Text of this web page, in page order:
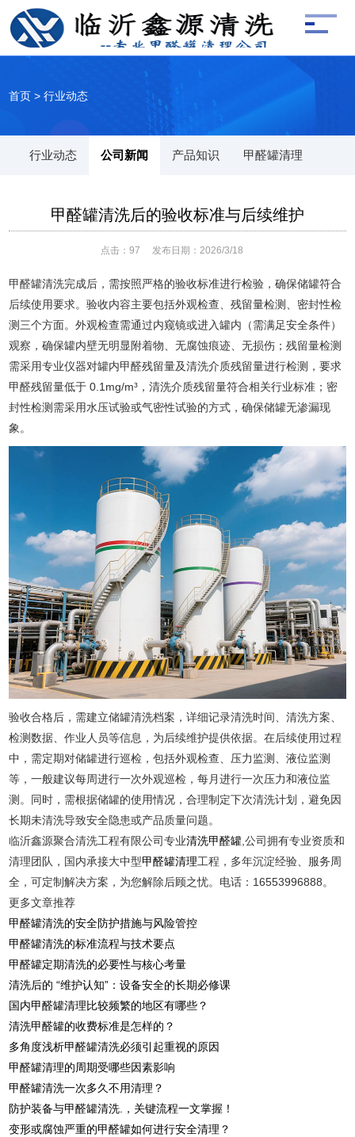
首页 >行业动态
行业动态 公司新闻 产品知识 甲醛罐清理
甲醛罐清洗后的验收标准与后续维护
点击： 97 发布日期：2026/3/18
甲醛罐清洗完成后，需按照严格的验收标准进行检验，确保储罐符合
后续使用要求。验收内容主要包括外观检查、残留量检测、密封性检
测三个方面。外观检查需通过内窥镜或进入罐内（需满足安全条件）
观察，确保罐内壁无明显附着物、无腐蚀痕迹、无损伤；残留量检测
需采用专业仪器对罐内甲醛残留量及清洗介质残留量进行检测，要求
甲醛残留量低于 0.1mg/m³，清洗介质残留量符合相关行业标准；密
封性检测需采用水压试验或气密性试验的方式，确保储罐无渗漏现
象。
验收合格后，需建立储罐清洗档案，详细记录清洗时间、清洗方案、
检测数据、作业人员等信息，为后续维护提供依据。在后续使用过程
中，需定期对储罐进行巡检，包括外观检查、压力监测、液位监测
等，一般建议每周进行一次外观巡检，每月进行一次压力和液位监
测。同时，需根据储罐的使用情况，合理制定下次清洗计划，避免因
长期未清洗导致安全隐患或产品质量问题。
临沂鑫源聚合清洗工程有限公司专业清洗甲醛罐 ,公司拥有专业资质和
清理团队，国内承接大中型甲醛罐清理工程，多年沉淀经验、服务周
全，可定制解决方案，为您解除后顾之忧。电话：16553996888。
更多文章推荐
甲醛罐清洗的安全防护措施与风险管控
甲醛罐清洗的标准流程与技术要点
甲醛罐定期清洗的必要性与核心考量
清洗后的 “维护认知”：设备安全的长期必修课
国内甲醛罐清理比较频繁的地区有哪些？
清洗甲醛罐的收费标准是怎样的？
多角度浅析甲醛罐清洗必须引起重视的原因
甲醛罐清理的周期受哪些因素影响
甲醛罐清洗一次多久不用清理？
防护装备与甲醛罐清洗.，关键流程一文掌握！
变形或腐蚀严重的甲醛罐如何进行安全清理？